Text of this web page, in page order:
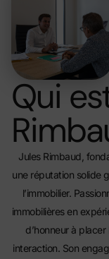
Qui
Jules Rimbaud,
une réputation solide
l’immobilier.
immobilières en
d’honneur à
interaction. Son